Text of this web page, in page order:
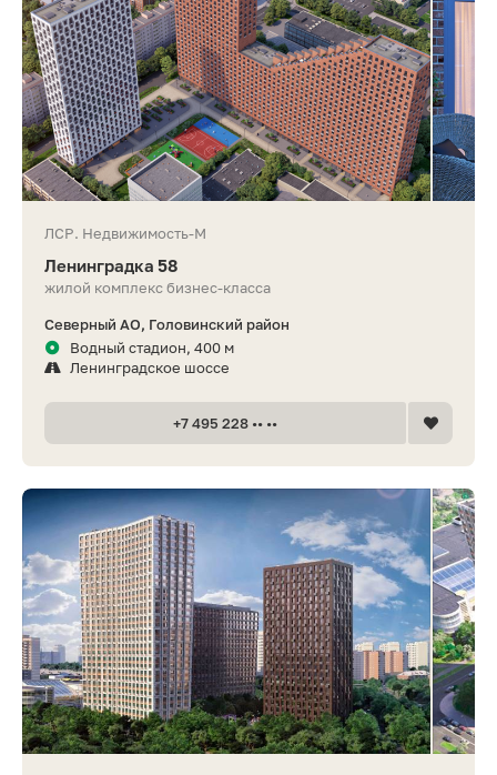
ЛСР. Недвижимость-М
Ленинградка 58
жилой комплекс бизнес-класса
Северный АО, Головинский район
Водный стадион, 400 м
Ленинградское шоссе
+7 495 228 •• ••